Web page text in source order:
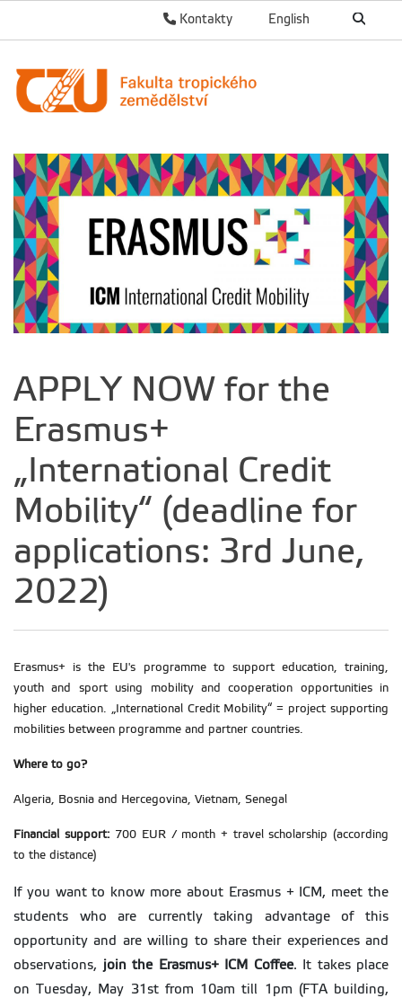
English
Kontakty
APPLY NOW for the
Erasmus+
„International Credit
Mobility“ (deadline for
applications: 3rd June,
2022)
Erasmus+ is the EU's programme to support education, training,
youth and sport using mobility and cooperation opportunities in
higher education. „International Credit Mobility“ = project supporting
mobilities between programme and partner countries.
Where to go?
Algeria, Bosnia and Hercegovina, Vietnam, Senegal
Financial support: 700 EUR / month + travel scholarship (according
to the distance)
If you want to know more about Erasmus + ICM, meet the
students who are currently taking advantage of this
opportunity and are willing to share their experiences and
observations, join the Erasmus+ ICM Coffee. It takes place
on Tuesday, May 31st from 10am till 1pm (FTA building,